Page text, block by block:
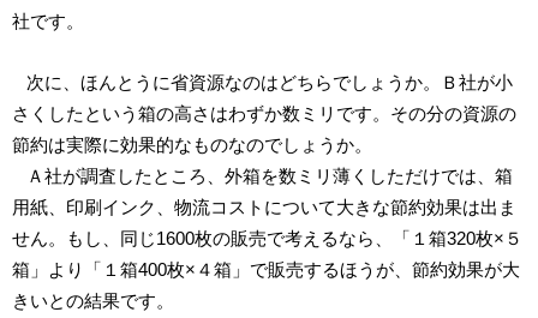
社です。
次に、ほんとうに省資源なのはどちらでしょうか。Ｂ社が小
さくしたという箱の高さはわずか数ミリです。その分の資源の
節約は実際に効果的なものなのでしょうか。
Ａ社が調査したところ、外箱を数ミリ薄くしただけでは、箱
用紙、印刷インク、物流コストについて大きな節約効果は出ま
せん。もし、同じ1600枚の販売で考えるなら、「１箱320枚×５
箱」より「１箱400枚×４箱」で販売するほうが、節約効果が大
きいとの結果です。